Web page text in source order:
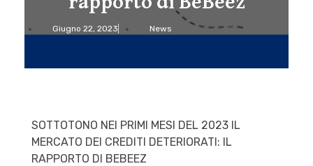
Giugno 22, 2023 News
SOTTOTONO NEI PRIMI MESI DEL 2023 IL
MERCATO DEI CREDITI DETERIORATI: IL
RAPPORTO DI BEBEEZ